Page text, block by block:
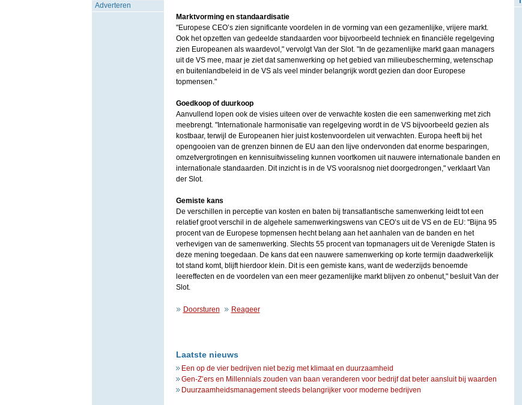
Adverteren
Marktvorming en standaardisatie
"Europese CEO’s zien significante voordelen in de vorming van een gezamenlijke, vrijere markt.
Ook het opzetten van gedeelde standaarden voor bijvoorbeeld techniek en financiële regelgeving
zien Europeanen als waardevol," vervolgt Van der Slot. "In de gezamenlijke markt gaan managers
uit de VS mee, maar je ziet dat samenwerking op het gebied van milieubescherming, wetenschap
en buitenlandbeleid in de VS als veel minder belangrijk wordt gezien dan door Europese
topmensen."
Goedkoop of duurkoop
Aanvullend lopen ook de visies uiteen over de verwachte kosten die een samenwerking met zich
meebrengt. "Internationale harmonisatie van regelgeving wordt in de VS bijvoorbeeld gezien als
kostbaar, terwijl de Europeanen hier juist kostenvoordelen uit verwachten. Europa heeft bij het
opengooien van de grenzen binnen de EU aan den lijve ondervonden dat enorme besparingen,
omzetvergrotingen en kennisuitwisseling kunnen voortkomen uit nauwere internationale banden en
internationale standaarden. Dit inzicht is in de VS vooralsnog niet doorgedrongen," verklaart Van
der Slot.
Gemiste kans
De verschillen in perceptie van kosten en baten bij transatlantische samenwerking leidt tot een
relatief groot verschil in de algehele samenwerkingswens van CEO’s uit de VS en de EU: "Bijna 95
procent van de Europese topmensen hecht belang aan het aanhalen van de banden en het
verhevigen van de samenwerking. Slechts 55 procent van topmanagers uit de Verenigde Staten is
deze mening toegedaan. De kans dat een nauwere samenwerking op korte termijn daadwerkelijk
tot stand komt, blijft hierdoor klein. Dit is een gemiste kans, want de wederzijds benoemde
leereffecten en de voordelen van een meer gezamenlijke markt blijven zo onbenut," besluit Van der
Slot.
Doorsturen Reageer
Laatste nieuws
Een op de vier bedrijven niet bezig met klimaat en duurzaamheid
Gen-Z’ers en Millennials zouden van baan veranderen voor bedrijf dat beter aansluit bij waarden
Duurzaamheidsmanagement steeds belangrijker voor moderne bedrijven